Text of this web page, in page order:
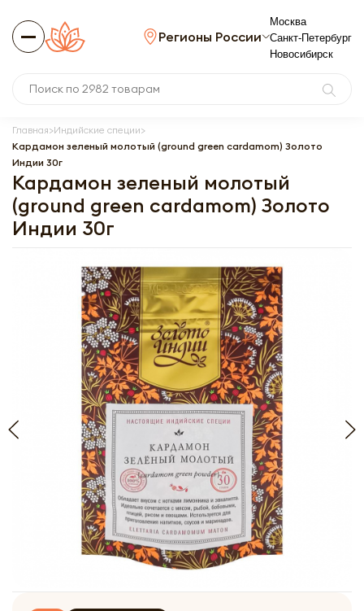
Регионы России
Москва
Санкт-Петербург
Новосибирск
Главная Индийские специи
Кардамон зеленый молотый (ground green cardamom) Золото
Индии 30г
Кардамон зеленый молотый
(ground green cardamom) Золото
Индии 30г